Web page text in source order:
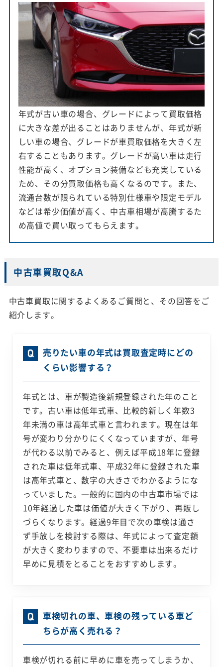
年式が古い車の場合、グレードによって買取価格
に大きな差が出ることはありませんが、年式が新
しい車の場合、グレードが車買取価格を大きく左
右することもあります。グレードが高い車は走行
性能が高く、オプション装備なども充実している
ため、その分買取価格も高くなるのです。また、
流通台数が限られている特別仕様車や限定モデル
などは希少価値が高く、中古車相場が高騰するた
め高値で買い取ってもらえます。
中古車買取Q&A
中古車買取に関するよくあるご質問と、その回答をご
紹介します。
売りたい車の年式は買取査定時にどの
くらい影響する？
年式とは、車が製造後新規登録された年のこと
です。古い車は低年式車、比較的新しく年数3
年未満の車は高年式車と言われます。現在は年
号が変わり分かりにくくなっていますが、年号
が代わる以前でみると、例えば平成18年に登録
された車は低年式車、平成32年に登録された車
は高年式車と、数字の大きさでわかるようにな
っていました。一般的に国内の中古車市場では
10年経過した車は価値が大きく下がり、再販し
づらくなります。経過9年目で次の車検は通さ
ず手放しを検討する際は、年式によって査定額
が大きく変わりますので、不要車は出来るだけ
早めに見積をとることをおすすめします。
車検切れの車、車検の残っている車ど
ちらが高く売れる？
車検が切れる前に早めに車を売ってしまうか、